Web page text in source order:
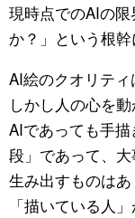
現時点でのAIの
か？」という根幹
AI絵のクオリティ
しかし人の心を
AIであっても手
段」であって、
生み出すものは
「描いている人